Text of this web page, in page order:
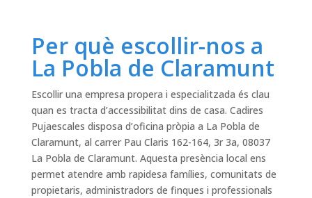
Per què escollir-nos a
La Pobla de Claramunt
Escollir una empresa propera i especialitzada és clau
quan es tracta d’accessibilitat dins de casa. Cadires
Pujaescales disposa d’oficina pròpia a La Pobla de
Claramunt, al carrer Pau Claris 162-164, 3r 3a, 08037
La Pobla de Claramunt. Aquesta presència local ens
permet atendre amb rapidesa famílies, comunitats de
propietaris, administradors de finques i professionals